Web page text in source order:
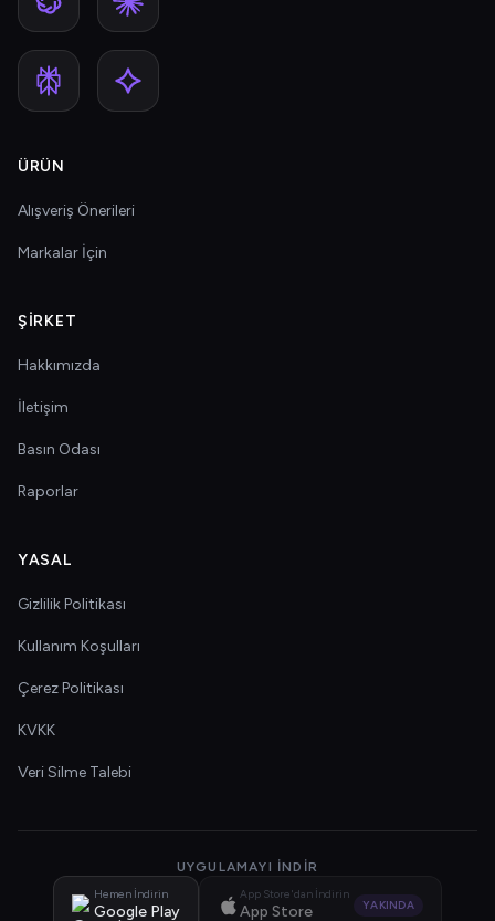
ÜRÜN
Alışveriş Önerileri
Markalar İçin
ŞIRKET
Hakkımızda
İletişim
Basın Odası
Raporlar
YASAL
Gizlilik Politikası
Kullanım Koşulları
Çerez Politikası
KVKK
Veri Silme Talebi
UYGULAMAYI İNDIR
Hemen İndirin
Google Play
App Store'dan İndirin
App Store YAKINDA